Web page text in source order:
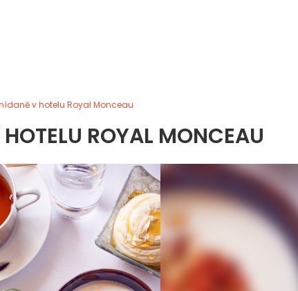
v hotelu Royal Monceau
ROYAL MONCEAU